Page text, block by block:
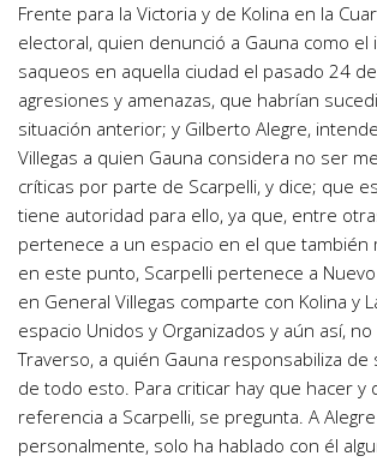
Frente para la Victoria y de Kolina en la
electoral, quien denunció a Gauna como el
saqueos en aquella ciudad el pasado 24
agresiones y amenazas, que habrían
situación anterior; y Gilberto Alegre,
Villegas a quien Gauna considera no ser
críticas por parte de Scarpelli, y dice; que
tiene autoridad para ello, ya que, entre
pertenece a un espacio en el que también
en este punto, Scarpelli pertenece a
en General Villegas comparte con Kolina y
espacio Unidos y Organizados y aún así,
Traverso, a quién Gauna responsabiliza
de todo esto. Para criticar hay que hacer y
referencia a Scarpelli, se pregunta. A
personalmente, solo ha hablado con él